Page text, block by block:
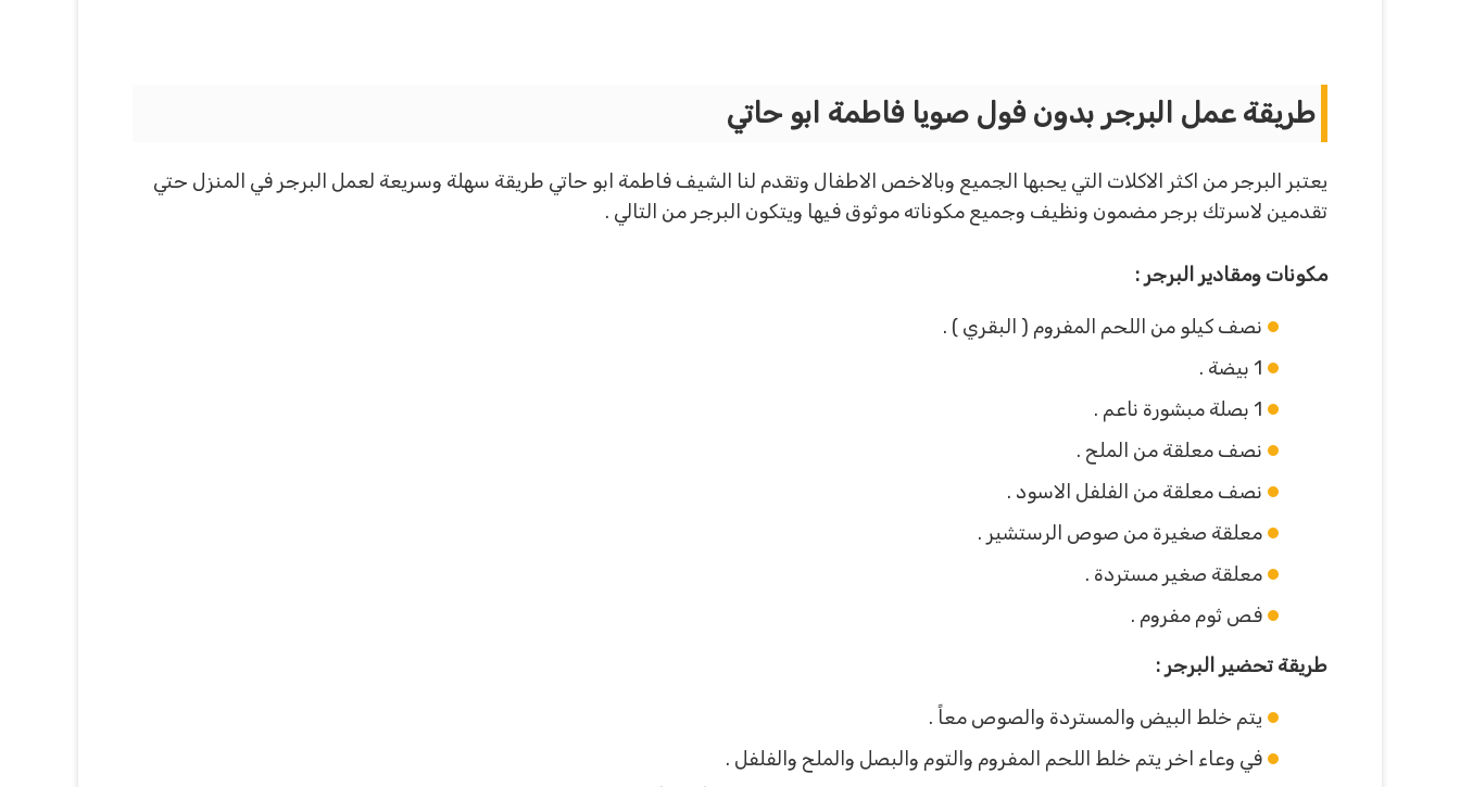
طريقة عمل البرجر بدون فول صويا فاطمة ابو حاتي
يعتبر البرجر من اكثر الاكلات التي يحبها الجميع وبالاخص الاطفال وتقدم لنا الشيف فاطمة ابو حاتي طريقة سهلة وسريعة لعمل البرجر في المنزل حتي
تقدمين لاسرتك برجر مضمون ونظيف وجميع مكوناته موثوق فيها ويتكون البرجر من التالي .
مكونات ومقادير البرجر :
نصف كيلو من اللحم المفروم ( البقري ) .
1 بيضة .
1 بصلة مبشورة ناعم .
نصف معلقة من الملح .
نصف معلقة من الفلفل الاسود .
معلقة صغيرة من صوص الرستشير .
معلقة صغير مستردة .
فص ثوم مفروم .
طريقة تحضير البرجر :
يتم خلط البيض والمستردة والصوص معاً .
في وعاء اخر يتم خلط اللحم المفروم والتوم والبصل والملح والفلفل .